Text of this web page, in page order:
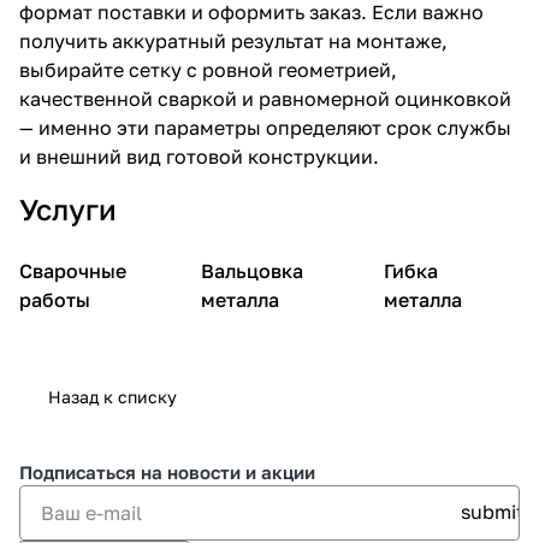
формат поставки и оформить заказ. Если важно
получить аккуратный результат на монтаже,
выбирайте сетку с ровной геометрией,
качественной сваркой и равномерной оцинковкой
— именно эти параметры определяют срок службы
и внешний вид готовой конструкции.
Услуги
Сварочные
работы
Вальцовка
металла
Гибка
металла
Назад к списку
Подписаться на новости и акции